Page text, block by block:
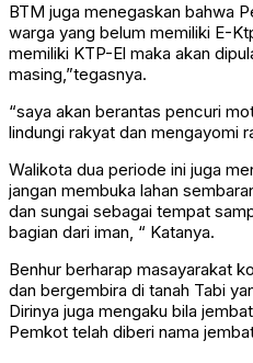
BTM juga menegaskan bahwa
warga yang belum memiliki E-
memiliki KTP-El maka akan
masing,”tegasnya.
“saya akan berantas pencuri
lindungi rakyat dan mengayomi
Walikota dua periode ini juga
jangan membuka lahan
dan sungai sebagai tempat
bagian dari iman, “ Katanya.
Benhur berharap masayarakat
dan bergembira di tanah Tabi
Dirinya juga mengaku bila
Pemkot telah diberi nama